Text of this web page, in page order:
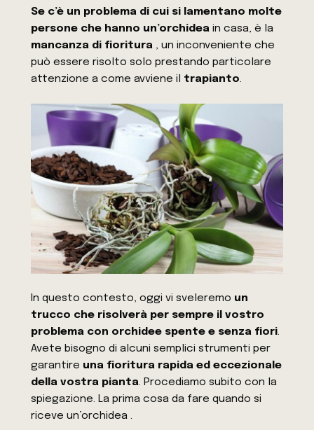
Se c’è un problema di cui si lamentano molte
persone che hanno un’orchidea in casa, è la
mancanza di fioritura , un inconveniente che
può essere risolto solo prestando particolare
attenzione a come avviene il trapianto.
In questo contesto, oggi vi sveleremo un
trucco che risolverà per sempre il vostro
problema con orchidee spente e senza fiori.
Avete bisogno di alcuni semplici strumenti per
garantire una fioritura rapida ed eccezionale
della vostra pianta. Procediamo subito con la
spiegazione. La prima cosa da fare quando si
riceve un’orchidea .